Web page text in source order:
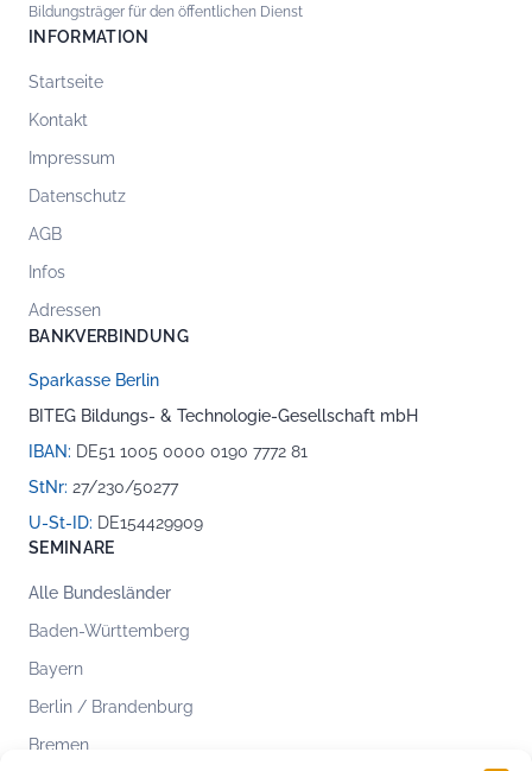
Bildungsträger für den öffentlichen Dienst
INFORMATION
Startseite
Kontakt
Impressum
Datenschutz
AGB
Infos
Adressen
BANKVERBINDUNG
Sparkasse Berlin
BITEG Bildungs- & Technologie-Gesellschaft mbH
IBAN: DE51 1005 0000 0190 7772 81
StNr: 27/230/50277
U-St-ID: DE154429909
SEMINARE
Alle Bundesländer
Baden-Württemberg
Bayern
Berlin / Brandenburg
Bremen